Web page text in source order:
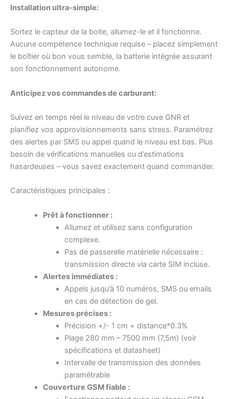
Installation ultra-simple:
Sortez le capteur de la boite, allumez-le et il fonctionne.
Aucune compétence technique requise – placez simplement
le boîtier où bon vous semble, la batterie intégrée assurant
son fonctionnement autonome.
Anticipez vos commandes de carburant:
Suivez en temps réel le niveau de votre cuve GNR et
planifiez vos approvisionnements sans stress. Paramétrez
des alertes par SMS ou appel quand le niveau est bas. Plus
besoin de vérifications manuelles ou d’estimations
hasardeuses – vous savez exactement quand commander.
Caractéristiques principales :
Prêt à fonctionner :
Allumez et utilisez sans configuration
complexe.
Pas de passerelle matérielle nécessaire :
transmission directe via carte SIM incluse.
Alertes immédiates :
Appels jusqu’à 10 numéros, SMS ou emails
en cas de détection de gel.
Mesures précises :
Précision +/- 1 cm + distance*0.3%
Plage 280 mm – 7500 mm (7,5m) (voir
spécifications et datasheet)
Intervalle de transmission des données
paramétrable
Couverture GSM fiable :